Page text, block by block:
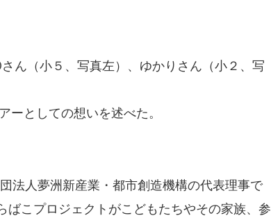
ん（小５、写真左）、ゆかりさん（小２、写
としての想いを述べた。
法人夢洲新産業・都市創造機構の代表理事で
こプロジェクトがこどもたちやその家族、参